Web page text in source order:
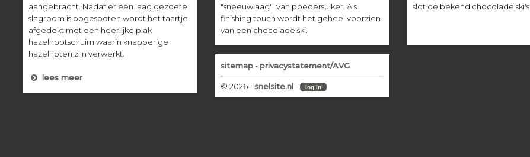
aangebracht. Nadat er een laag gezoete
slagroom is opgespoten wordt het taartje
afgedekt met een heerlijke plak
hazelnootschuim waarin knapperige
hazelnoten zijn verwerkt.
lees meer
"sneeuwlaag" van poedersuiker. Als
finishing touch wordt het geheel voorzien
van een chocolade ski.
slot de bekend chocolade ski's.
sitemap- privacystatement/AVG
© 2026 - snelsite.nl-